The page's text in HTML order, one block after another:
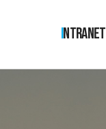
INTRANET